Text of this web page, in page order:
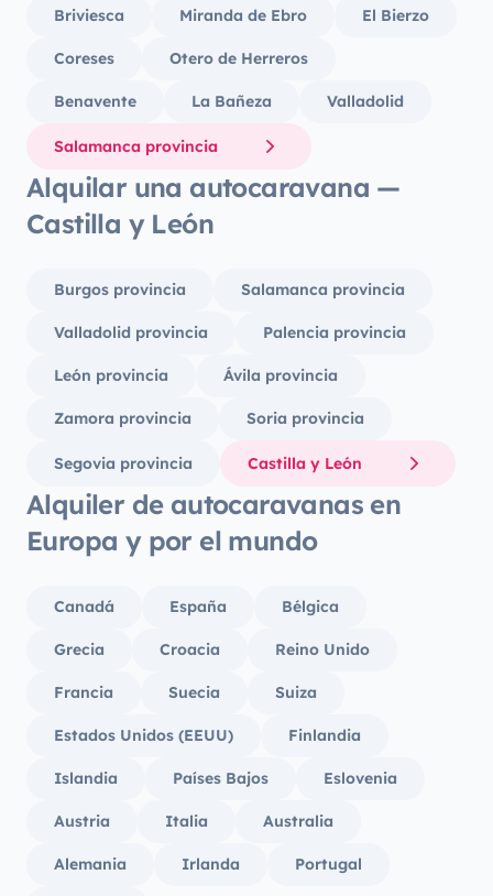
Briviesca Miranda de Ebro El Bierzo
Coreses Otero de Herreros
Benavente La Bañeza Valladolid
Salamanca provincia
Alquilar una autocaravana —
Castilla y León
Burgos provincia Salamanca provincia
Valladolid provincia Palencia provincia
León provincia Ávila provincia
Zamora provincia Soria provincia
Segovia provincia Castilla y León
Alquiler de autocaravanas en
Europa y por el mundo
Canadá España Bélgica
Grecia Croacia Reino Unido
Francia Suecia Suiza
Estados Unidos (EEUU) Finlandia
Islandia Países Bajos Eslovenia
Austria Italia Australia
Alemania Irlanda Portugal